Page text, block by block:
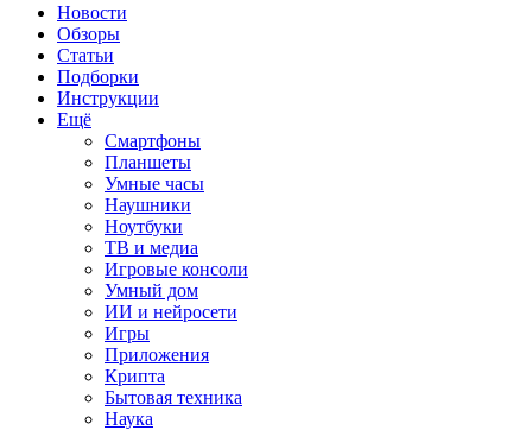
Новости
Обзоры
Статьи
Подборки
Инструкции
Ещё
Смартфоны
Планшеты
Умные часы
Наушники
Ноутбуки
ТВ и медиа
Игровые консоли
Умный дом
ИИ и нейросети
Игры
Приложения
Крипта
Бытовая техника
Наука